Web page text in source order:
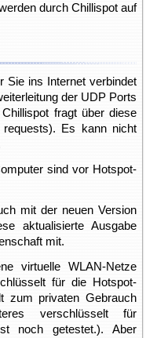
durch Chillispot auf
Sie ins Internet verbindet
der UDP Ports
fragt über diese
Es kann nicht
sind vor Hotspot-
mit der neuen Version
aktualisierte Ausgabe
mit.
virtuelle WLAN-Netze
für die Hotspot-
zum privaten Gebrauch
verschlüsselt für
noch getestet.). Aber